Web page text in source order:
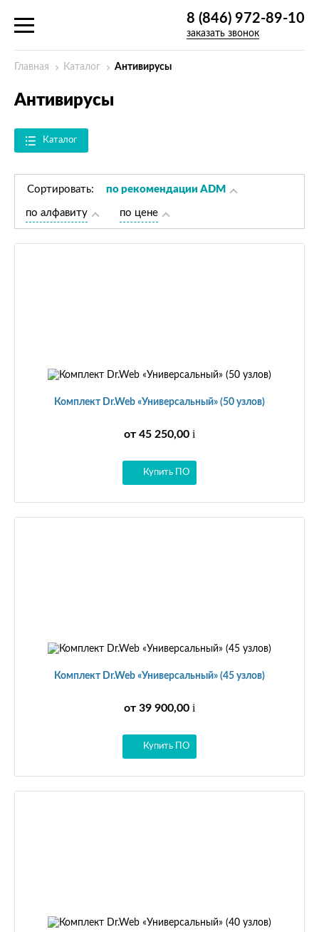
8 (846) 972-89-10
заказать звонок
Главная Каталог Антивирусы
Антивирусы
Каталог
Сортировать: по рекомендации ADM
по алфавиту по цене
Комплект Dr.Web «Универсальный» (50 узлов)
от 45 250,00 i
Купить ПО
Комплект Dr.Web «Универсальный» (45 узлов)
от 39 900,00 i
Купить ПО